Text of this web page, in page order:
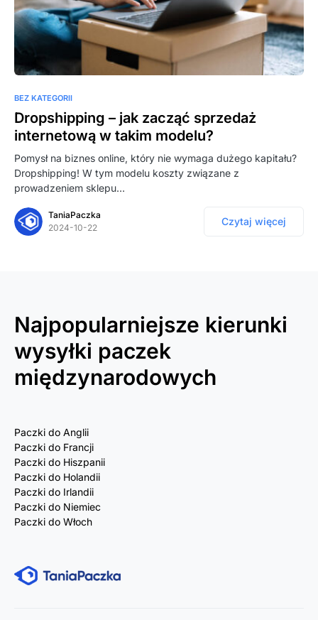
BEZ KATEGORII
Dropshipping – jak zacząć sprzedaż
internetową w takim modelu?
Pomysł na biznes online, który nie wymaga dużego kapitału?
Dropshipping! W tym modelu koszty związane z
prowadzeniem sklepu…
TaniaPaczka
2024-10-22
Czytaj więcej
Najpopularniejsze kierunki
wysyłki paczek
międzynarodowych
Paczki do Anglii
Paczki do Francji
Paczki do Hiszpanii
Paczki do Holandii
Paczki do Irlandii
Paczki do Niemiec
Paczki do Włoch